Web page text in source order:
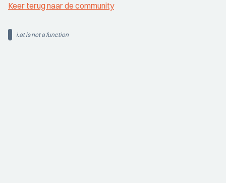
Keer terug naar de community
i.at is not a function